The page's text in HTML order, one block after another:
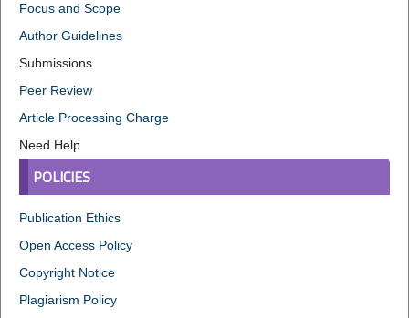
Focus and Scope
Author Guidelines
Submissions
Peer Review
Article Processing Charge
Need Help
POLICIES
Publication Ethics
Open Access Policy
Copyright Notice
Plagiarism Policy